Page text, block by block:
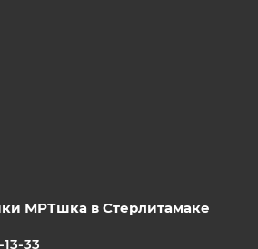
МРТшка в Стерлитамаке
33